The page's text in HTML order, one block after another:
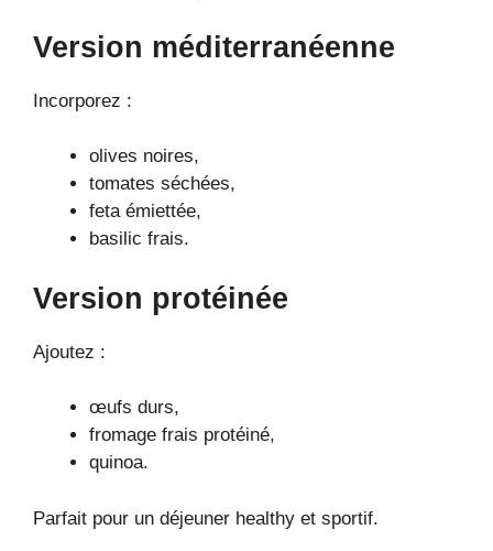
Version méditerranéenne
Incorporez :
olives noires,
tomates séchées,
feta émiettée,
basilic frais.
Version protéinée
Ajoutez :
œufs durs,
fromage frais protéiné,
quinoa.
Parfait pour un déjeuner healthy et sportif.